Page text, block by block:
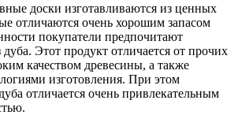
доски изготавливаются из ценных
отличаются очень хорошим запасом
покупатели предпочитают
Этот продукт отличается от прочих
качеством древесины, а также
изготовления. При этом
отличается очень привлекательным